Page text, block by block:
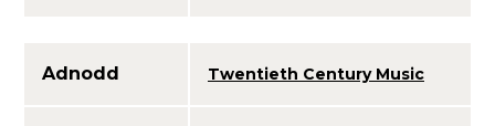
Adnodd Twentieth Century Music